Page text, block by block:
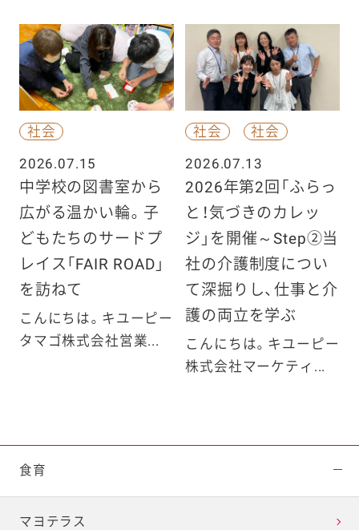
社会
2026.07.15
中学校の図書室から
広がる温かい輪。子
どもたちのサードプ
レイス「FAIR ROAD」
を訪ねて
こんにちは。キユーピー
タマゴ株式会社営業...
社会
社会
2026.07.13
2026年第2回「ふらっ
と！気づきのカレッ
ジ」を開催～Step②当
社の介護制度につい
て深掘りし、仕事と介
護の両立を学ぶ
こんにちは。キユーピー
株式会社マーケティ...
食育
マヨテラス